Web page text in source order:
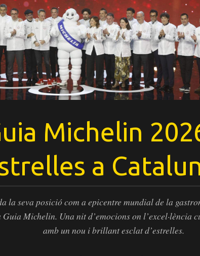
Michelin
a
la seva posició com a epicentre mundial de la
Michelin. Una nit d’emocions on l’excel·lència
amb un nou i brillant esclat d’estrelles.